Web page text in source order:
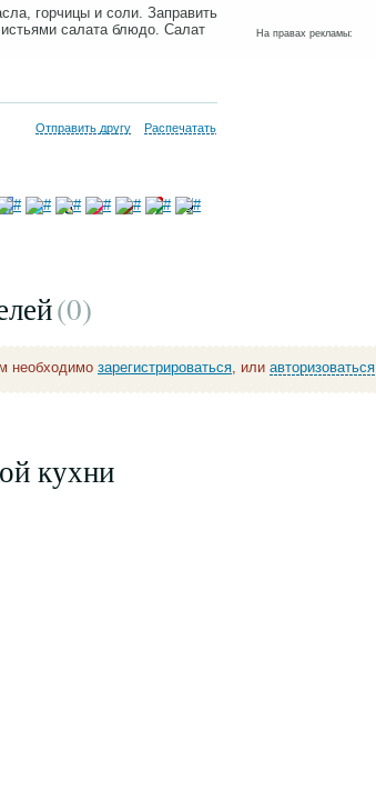
горчицы и соли. Заправить
салата блюдо. Салат
Отправить другу Распечатать
На правах рекламы:
(0)
необходимо зарегистрироваться, или авторизоваться
кухни